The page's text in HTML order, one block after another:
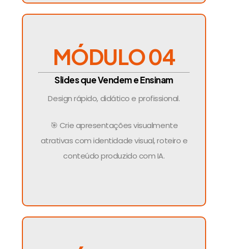
MÓDULO 04
Slides que Vendem e Ensinam
Design rápido, didático e profissional.
🎯 Crie apresentações visualmente
atrativas com identidade visual, roteiro e
conteúdo produzido com IA.